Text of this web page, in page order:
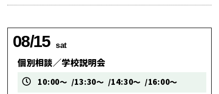
08/15 sat
個別相談／学校説明会
10:00～ 13:30～ 14:30～ 16:00～